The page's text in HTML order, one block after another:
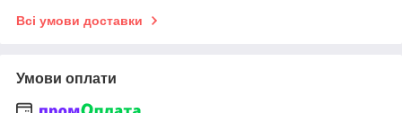
Всі умови доставки
Умови оплати